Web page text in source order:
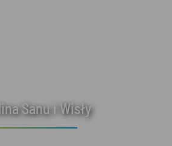
Sanu i Wisły